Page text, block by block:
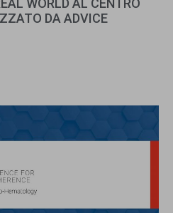
WORLD AL CENTRO
DA ADVICE